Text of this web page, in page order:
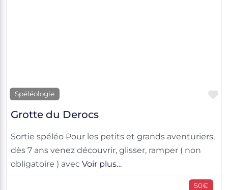
Spéléologie
Grotte du Derocs
Sortie spéléo Pour les petits et grands aventuriers,
dès 7 ans venez découvrir, glisser, ramper ( non
obligatoire ) avec Voir plus…
50€